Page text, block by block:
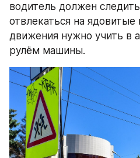
водитель должен
отвлекаться на
движения нужно учить в
рулём машины.